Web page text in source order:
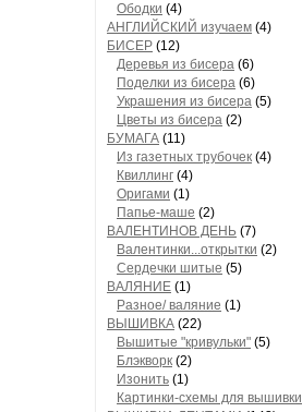
Ободки (4)
АНГЛИЙСКИЙ изучаем (4)
БИСЕР (12)
Деревья из бисера (6)
Поделки из бисера (6)
Украшения из бисера (5)
Цветы из бисера (2)
БУМАГА (11)
Из газетных трубочек (4)
Квиллинг (4)
Оригами (1)
Папье-маше (2)
ВАЛЕНТИНОВ ДЕНЬ (7)
Валентинки...открытки (2)
Сердечки шитые (5)
ВАЛЯНИЕ (1)
Разное/ валяние (1)
ВЫШИВКА (22)
Вышитые "кривульки" (5)
Блэкворк (2)
Изонить (1)
Картинки-схемы для вышивки